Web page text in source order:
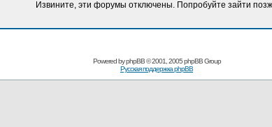
Извините, эти форумы отключены. Попробуйте зайти
Powered byphpBB© 2001, 2005 phpBB Group
Русская поддержка phpBB